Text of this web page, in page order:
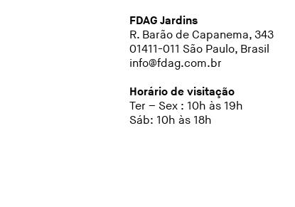
FDAG Jardins
R. Barão de Capanema, 343
01411-011 São Paulo, Brasil
info@fdag.com.br
Horário de visitação
Ter – Sex : 10h às 19h
Sáb: 10h às 18h